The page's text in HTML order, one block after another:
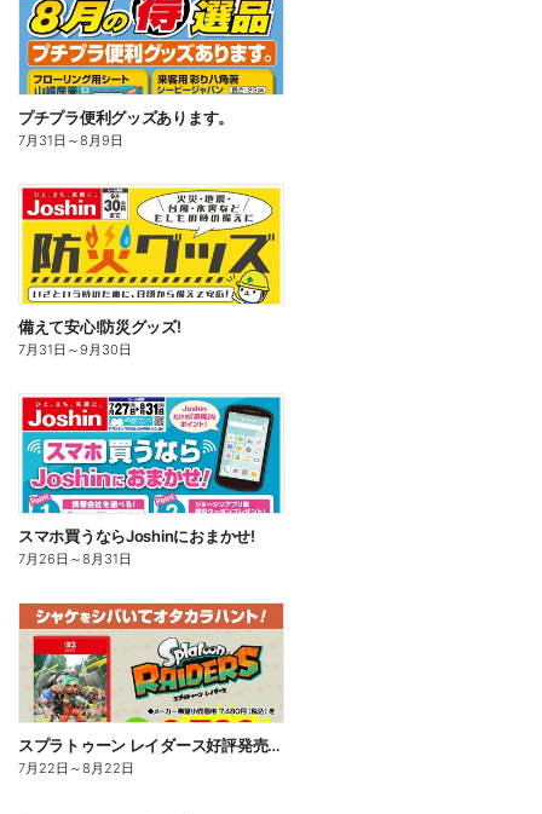
プチプラ便利グッズあります。
7月31日 ～8月9日
備えて安心!防災グッズ!
7月31日 ～9月30日
スマホ買うならJoshinにおまかせ!
7月26日 ～8月31日
スプラトゥーン レイダース好評発売中!
7月22日 ～8月22日